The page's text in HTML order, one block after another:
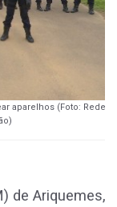
aparelhos (Foto: Rede
de Ariquemes,